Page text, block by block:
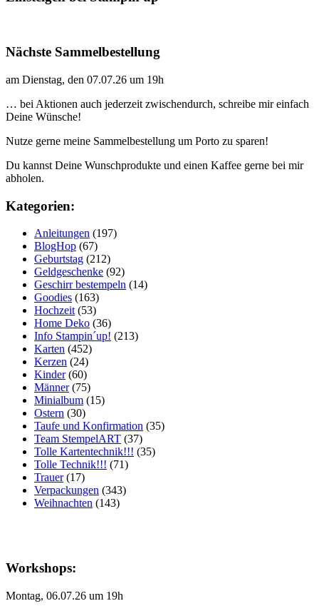
Nächste Sammelbestellung
am Dienstag, den 07.07.26 um 19h
… bei Aktionen auch jederzeit zwischendurch, schreibe mir einfach
Deine Wünsche!
Nutze gerne meine Sammelbestellung um Porto zu sparen!
Du kannst Deine Wunschprodukte und einen Kaffee gerne bei mir
abholen.
Kategorien:
Anleitungen (197)
BlogHop (67)
Geburtstag (212)
Geldgeschenke (92)
Geschirr bestempeln (14)
Goodies (163)
Hochzeit (53)
Home Deko (36)
Info Stampin´up! (213)
Karten (452)
Kerzen (24)
Kinder(60)
Männer(75)
Minialbum (15)
Ostern (30)
Taufe und Konfirmation (35)
Team StempelART (37)
Tolle Kartentechnik!!! (35)
Tolle Technik!!! (71)
Trauer(17)
Verpackungen (343)
Weihnachten (143)
Workshops:
Montag, 06.07.26 um 19h